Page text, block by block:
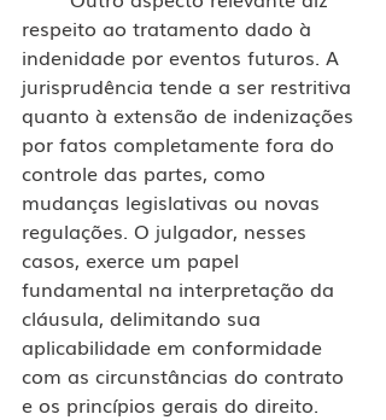
respeito ao tratamento dado à
indenidade por eventos futuros. A
jurisprudência tende a ser restritiva
quanto à extensão de indenizações
por fatos completamente fora do
controle das partes, como
mudanças legislativas ou novas
regulações. O julgador, nesses
casos, exerce um papel
fundamental na interpretação da
cláusula, delimitando sua
aplicabilidade em conformidade
com as circunstâncias do contrato
e os princípios gerais do direito.